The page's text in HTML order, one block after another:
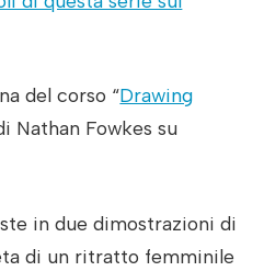
del corso “Drawing
Nathan Fowkes su
in due dimostrazioni di
di un ritratto femminile